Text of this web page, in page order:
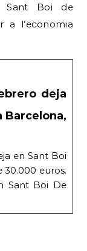
Sant Boi de
a l’economia
deja
Barcelona,
en Sant Boi
30.000 euros.
Sant Boi De